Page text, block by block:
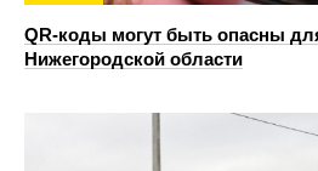
QR-коды могут быть опасны
Нижегородской области